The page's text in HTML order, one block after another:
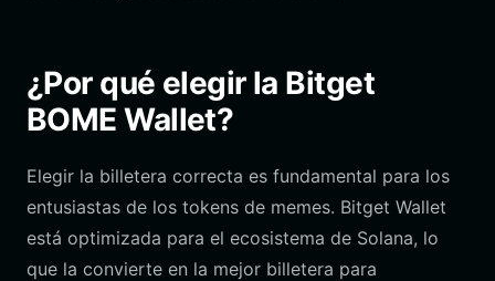
¿Por qué elegir la Bitget
BOME Wallet?
Elegir la billetera correcta es fundamental para los
entusiastas de los tokens de memes. Bitget Wallet
está optimizada para el ecosistema de Solana, lo
que la convierte en la mejor billetera para